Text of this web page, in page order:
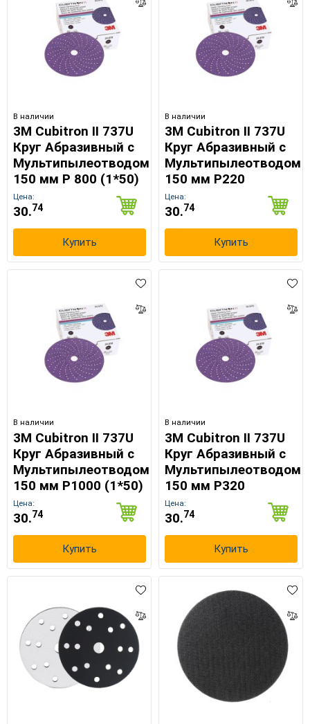
UA RU
В наличии
3M Cubitron II 737U
Круг Абразивный c
Мультипылеотводом
150 мм Р 800 (1*50)
Цена:
30.74
Купить
В наличии
3M Cubitron II 737U
Круг Абразивный c
Мультипылеотводом
150 мм Р220
Цена:
30.74
Купить
В наличии
3M Cubitron II 737U
Круг Абразивный c
Мультипылеотводом
150 мм Р1000 (1*50)
Цена:
30.74
Купить
В наличии
3M Cubitron II 737U
Круг Абразивный c
Мультипылеотводом
150 мм Р320
Цена:
30.74
Купить